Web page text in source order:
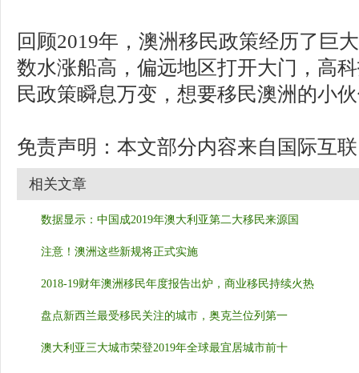
回顾2019年，澳洲移民政策经历了巨
数水涨船高，偏远地区打开大门，高
民政策瞬息万变，想要移民澳洲的小
免责声明：本文部分内容来自国际互
相关文章
数据显示：中国成2019年澳大利亚第二大移民来源国
注意！澳洲这些新规将正式实施
2018-19财年澳洲移民年度报告出炉，商业移民持续火热
盘点新西兰最受移民关注的城市，奥克兰位列第一
澳大利亚三大城市荣登2019年全球最宜居城市前十